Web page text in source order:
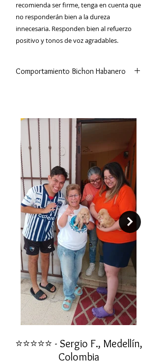
recomienda ser firme, tenga en cuenta que
no responderán bien a la dureza
innecesaria. Responden bien al refuerzo
positivo y tonos de voz agradables.
Comportamiento Bichon Habanero
su pequeño tamaño, suelen ser muy
amigables con los niños. Sin
embargo, pueden ser agresivos o
tímidos cuando su socialización ha
sido pobre.
⭐⭐⭐⭐⭐ - Sergio F., Medellín,
Colombia